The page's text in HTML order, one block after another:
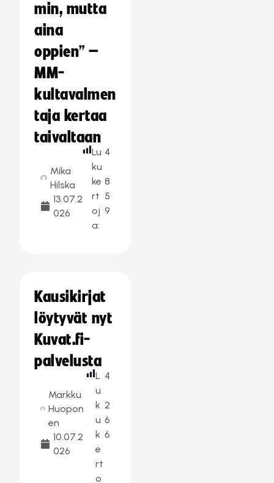
min, mutta
aina
oppien” –
MM-
kultavalmen
taja kertaa
taivaltaan
Mika
Hilska
13.07.2
026
Lu
ku
ke
rt
oj
a:
4
8
5
9
Kausikirjat
löytyvät nyt
Kuvat.fi-
palvelusta
Markku
Huopon
en
10.07.2
026
L
u
k
u
k
e
rt
o
4
2
6
6